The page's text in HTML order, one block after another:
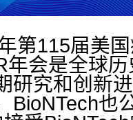
第115届美
年会是全球
研究和创新
BioNTech也